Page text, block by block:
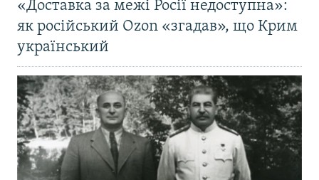
«Доставка за межі Росії недоступна»:
як російський Ozon «згадав», що Крим
український